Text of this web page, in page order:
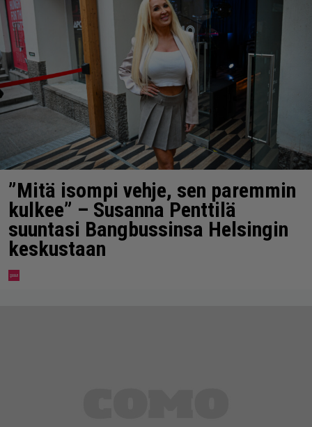
”Mitä isompi vehje, sen paremmin
kulkee” – Susanna Penttilä
suuntasi Bangbussinsa Helsingin
keskustaan